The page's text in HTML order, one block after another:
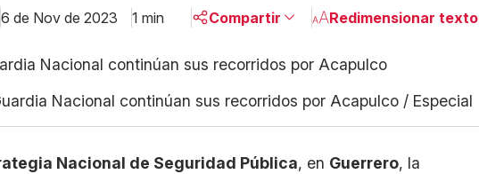
6 de Nov de 2023 1 min Compartir
Linkedin
Facebook
Copiar enlace
Redimensionar texto
Pequeño
Grande
Nacional continúan sus recorridos por Acapulco / Especial
Nacional de Seguridad Pública, en Guerrero, la